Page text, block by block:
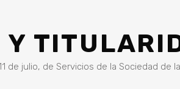
de julio, de Servicios de la Sociedad